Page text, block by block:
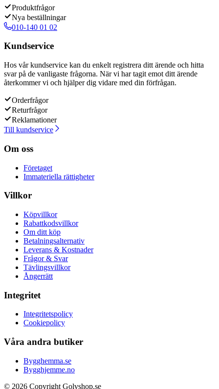
Produktfrågor
Nya beställningar
010-140 01 02
Kundservice
Hos vår kundservice kan du enkelt registrera ditt ärende och hitta
svar på de vanligaste frågorna. När vi har tagit emot ditt ärende
återkommer vi och hjälper dig vidare med din förfrågan.
Orderfrågor
Returfrågor
Reklamationer
Till kundservice
Om oss
Företaget
Immateriella rättigheter
Villkor
Köpvillkor
Rabattkodsvillkor
Om ditt köp
Betalningsalternativ
Leverans & Kostnader
Frågor & Svar
Tävlingsvillkor
Ångerrätt
Integritet
Integritetspolicy
Cookiepolicy
Våra andra butiker
Bygghemma.se
Bygghjemme.no
© 2026 Copyright Golvshop.se